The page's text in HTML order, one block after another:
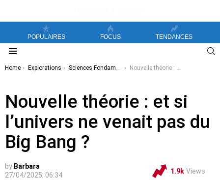
POPULAIRES FOCUS TENDANCES
You are here:
Home Explorations Sciences Fondamentales Nouvelle théorie : et si l’univers ne venait pas du Big Bang ?
Nouvelle théorie : et si
l’univers ne venait pas du
Big Bang ?
by Barbara
27/04/2025, 06:34
1.9k Views